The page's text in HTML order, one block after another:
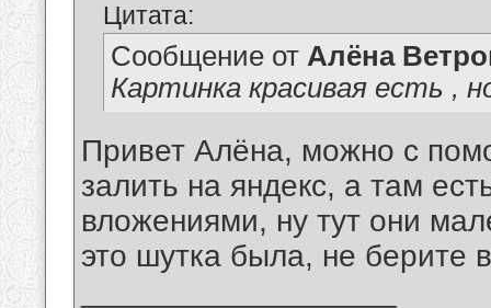
Цитата:
Сообщение от Алёна
Картинка красивая есть ,
Привет Алёна, можно с
залить на яндекс, а там
вложениями, ну тут они
это шутка была, не берите